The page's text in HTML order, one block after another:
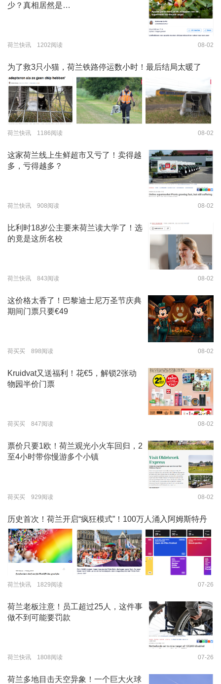
少？真相居然是…
荷兰快讯 1202阅读 08-02
为了救3只小猫，荷兰铁路停运数小时！最后结局太暖了
荷兰快讯 1186阅读 08-02
这家荷兰线上生鲜超市又亏了！卖得越
多，亏得越多？
荷兰快讯 908阅读 08-02
比利时18岁公主要来荷兰读大学了！选
的竟是这所名校
荷兰快讯 843阅读 08-02
这价格太香了！巴黎迪士尼万圣节庆典
期间门票只要€49
荷买买 898阅读 08-02
Kruidvat又送福利！花€5，解锁2张动
物园半价门票
荷买买 847阅读 08-02
票价只要1欧！荷兰观光小火车回归，2
至4小时带你慢游多个小镇
荷买买 929阅读 08-02
历史首次！荷兰开启“疯狂模式”！100万人涌入阿姆斯特丹
荷兰快讯 1829阅读 07-26
荷兰老板注意！员工超过25人，这件事
做不到可能要罚款
荷兰快讯 1808阅读 07-26
荷兰多地目击天空异象！一个巨大火球